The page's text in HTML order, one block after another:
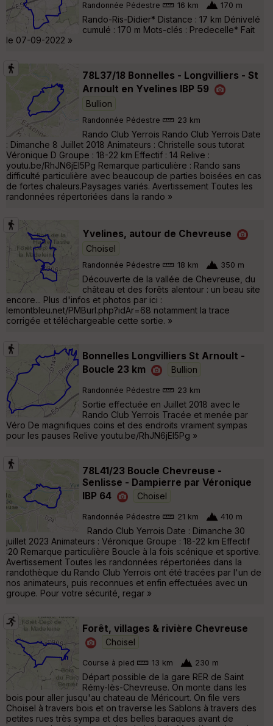
Randonnée Pédestre 16 km 170 m
Rando-Ris-Didier* Distance : 17 km Dénivelé
cumulé : 170 m Mots-clés : Predecelle* Fait
le 07-09-2022 »
78L37/18 Bonnelles - Longvilliers - St
Arnoult en Yvelines IBP 59
Bullion
Randonnée Pédestre 23 km
Rando Club Yerrois Rando Club Yerrois Date
: Dimanche 8 Juillet 2018 Animateurs : Christelle sous tutorat
Véronique D Groupe : 18-22 km Effectif : 14 Relive :
youtu.be/RhJN6jEI5Pg Remarque particulière : Rando sans
difficulté particulière avec beaucoup de parties boisées en cas
de fortes chaleurs.Paysages variés. Avertissement Toutes les
randonnées répertoriées dans la rando »
Yvelines, autour de Chevreuse
Choisel
Randonnée Pédestre 18 km 350 m
Découverte de la vallée de Chevreuse, du
château et des forêts alentour : un beau site
encore... Plus d'infos et photos par ici :
lemontbleu.net/PMBurl.php?idAr=68 notamment la trace
corrigée et téléchargeable cette sortie. »
Bonnelles Longvilliers St Arnoult -
Boucle 23 km
Bullion
Randonnée Pédestre 23 km
Sortie effectuée en Juillet 2018 avec le
Rando Club Yerrois Tracée et menée par
Véro De magnifiques coins et des endroits vraiment sympas
pour les pauses Relive youtu.be/RhJN6jEI5Pg »
78L41/23 Boucle Chevreuse -
Senlisse - Dampierre par Véronique
IBP 64
Choisel
Randonnée Pédestre 21 km 410 m
Rando Club Yerrois Date : Dimanche 30
juillet 2023 Animateurs : Véronique Groupe : 18-22 km Effectif
:20 Remarque particulière Boucle à la fois scénique et sportive.
Avertissement Toutes les randonnées répertoriées dans la
randothèque du Rando Club Yerrois ont été tracées par l'un de
nos animateurs, puis reconnues et enfin effectuées avec un
groupe. Pour votre sécurité, regar »
Forêt, villages & rivière Chevreuse
Choisel
Course à pied 13 km 230 m
Départ possible de la gare RER de Saint
Rémy-lès-Chevreuse. On monte dans les
bois pour aller jusqu'au chateau de Méricourt. On file vers
Choisel à travers bois et on traverse les Sablons à travers des
petites rues très sympa et des belles baraques avant de